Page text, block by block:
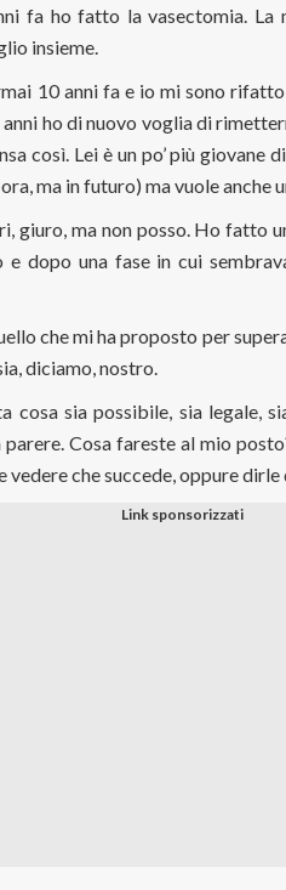
fa ho fatto la vasectomia. La
insieme.
10 anni fa e io mi sono
anni ho di nuovo voglia di
così. Lei è un po’ più giovane
ma in futuro) ma vuole anche
giuro, ma non posso. Ho fatto
e dopo una fase in cui
che mi ha proposto per
diciamo, nostro.
cosa sia possibile, sia legale,
Cosa fareste al mio
vedere che succede, oppure dirle